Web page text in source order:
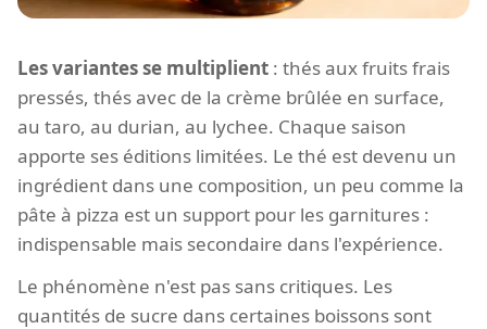
Les variantes se multiplient : thés aux fruits frais
pressés, thés avec de la crème brûlée en surface,
au taro, au durian, au lychee. Chaque saison
apporte ses éditions limitées. Le thé est devenu un
ingrédient dans une composition, un peu comme la
pâte à pizza est un support pour les garnitures :
indispensable mais secondaire dans l'expérience.
Le phénomène n'est pas sans critiques. Les
quantités de sucre dans certaines boissons sont